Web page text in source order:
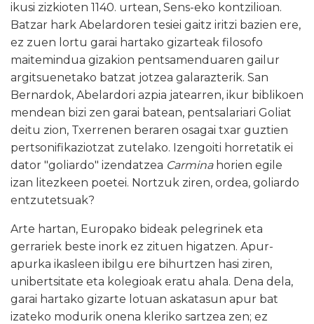
ikusi zizkioten 1140. urtean, Sens-eko kontzilioan.
Batzar hark Abelardoren tesiei gaitz iritzi bazien ere,
ez zuen lortu garai hartako gizarteak filosofo
maitemindua gizakion pentsamenduaren gailur
argitsuenetako batzat jotzea galarazterik. San
Bernardok, Abelardori azpia jatearren, ikur biblikoen
mendean bizi zen garai batean, pentsalariari Goliat
deitu zion, Txerrenen beraren osagai txar guztien
pertsonifikaziotzat zutelako. Izengoiti horretatik ei
dator "goliardo" izendatzea Carminahorien egile
izan litezkeen poetei. Nortzuk ziren, ordea, goliardo
entzutetsuak?
Arte hartan, Europako bideak pelegrinek eta
gerrariek beste inork ez zituen higatzen. Apur-
apurka ikasleen ibilgu ere bihurtzen hasi ziren,
unibertsitate eta kolegioak eratu ahala. Dena dela,
garai hartako gizarte lotuan askatasun apur bat
izateko modurik onena kleriko sartzea zen; ez